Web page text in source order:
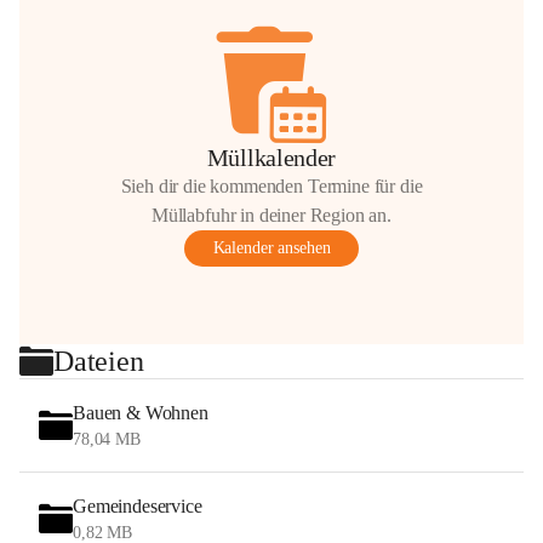
Müllkalender
Sieh dir die kommenden Termine für die
Müllabfuhr in deiner Region an.
Kalender ansehen
Dateien
Bauen & Wohnen
78,04 MB
Gemeindeservice
0,82 MB